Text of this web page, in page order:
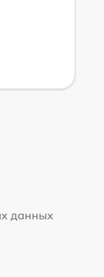
данных